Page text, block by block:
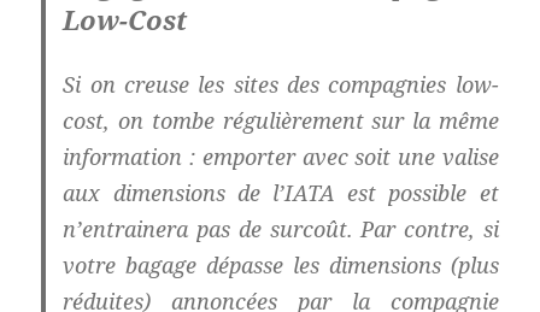
Low-Cost
Si on creuse les sites des compagnies low-
cost, on tombe régulièrement sur la même
information : emporter avec soit une valise
aux dimensions de l’IATA est possible et
n’entrainera pas de surcoût. Par contre, si
votre bagage dépasse les dimensions (plus
réduites) annoncées par la compagnie